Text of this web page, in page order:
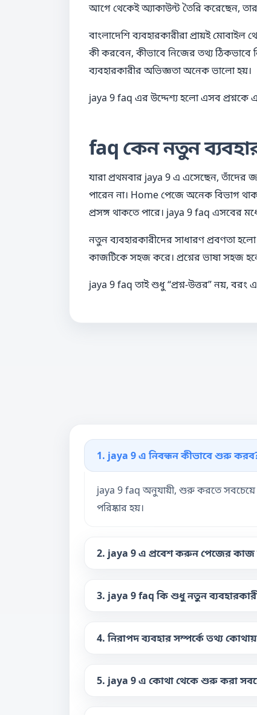
আগে থেকেই অ্যাকাউন্ট তৈরি করেছেন,
বাংলাদেশি ব্যবহারকারীরা প্রায়ই
কী করবেন, কীভাবে নিজের তথ্য ঠিকভাবে
ব্যবহারকারীর অভিজ্ঞতা অনেক ভালো হয়।
jaya 9 faq এর উদ্দেশ্য হলো এসব প্রশ্নকে
faq কেন নতুন
যারা প্রথমবার jaya 9 এ এসেছেন,
পারেন না। Home পেজে অনেক বিভাগ
প্রসঙ্গ থাকতে পারে। jaya 9 faq এসবের
নতুন ব্যবহারকারীদের সাধারণ প্রবণতা
কাজটিকে সহজ করে। প্রশ্নের ভাষা সহজ
jaya 9 faq তাই শুধু “প্রশ্ন-উত্তর” নয়, বরং
1. jaya 9 এ নিবন্ধন কীভাবে শুরু
jaya 9 faq অনুযায়ী, শুরু করতে
পরিষ্কার হয়।
2. jaya 9 এ প্রবেশ করুন পেজের কাজ
3. jaya 9 faq কি শুধু নতুন
4. নিরাপদ ব্যবহার সম্পর্কে তথ্য
5. jaya 9 এ কোথা থেকে শুরু করা